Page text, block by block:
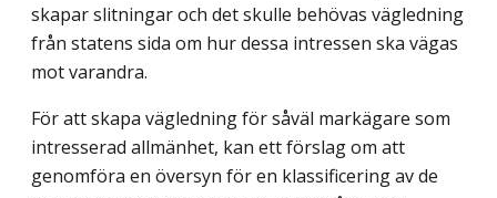
skapar slitningar och det skulle behövas vägledning
från statens sida om hur dessa intressen ska vägas
mot varandra.
För att skapa vägledning för såväl markägare som
intresserad allmänhet, kan ett förslag om att
genomföra en översyn för en klassificering av de